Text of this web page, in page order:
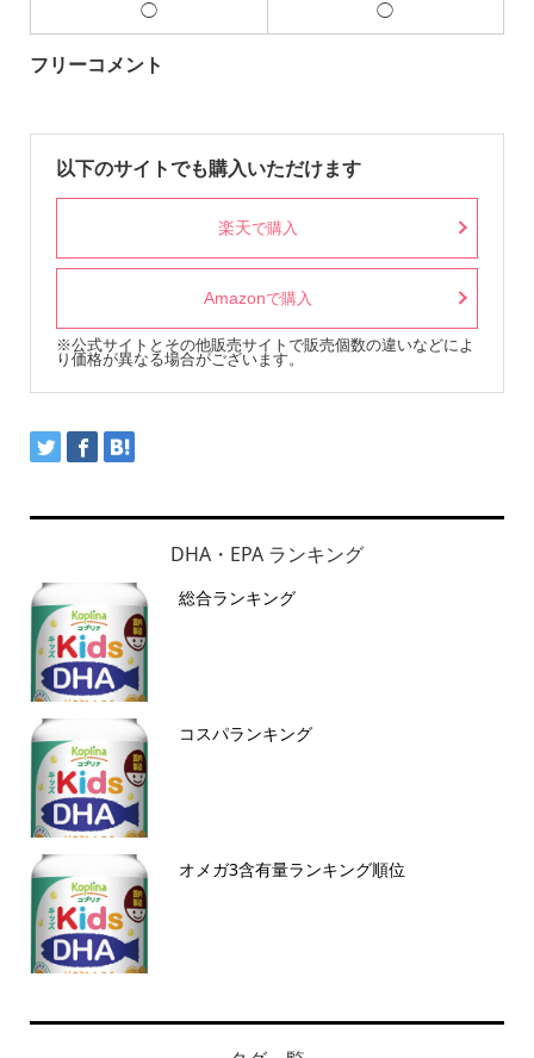
◯ ◯
フリーコメント
以下のサイトでも購入いただけます
楽天で購入
Amazonで購入
※公式サイトとその他販売サイトで販売個数の違いなどによ
り価格が異なる場合がございます。
DHA・EPA ランキング
総合ランキング
コスパランキング
オメガ3含有量ランキング順位